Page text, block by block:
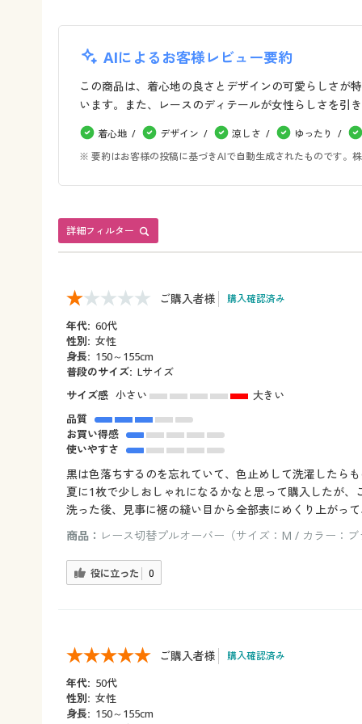
AIによるお客様レビュー要約
この商品は、着心地の良さとデザインの可愛らしさが
います。また、レースのディテールが女性らしさを引
着心地 デザイン 涼しさ ゆったり
※ 要約はお客様の投稿に基づきAIで自動生成されたものです。
詳細フィルター
ご購入者様 購入確認済み
年代: 60代
性別: 女性
身長: 150～155cm
普段のサイズ: Lサイズ
サイズ感 小さい
大きい
品質
お買い得感
使いやすさ
黒は色落ちするのを忘れていて、色止めして洗濯したらも
夏に1枚で少しおしゃれになるかなと思って購入したが
洗った後、見事に裾の縫い目から全部表にめくり上がって
商品： レース切替プルオーバー（サイズ：M / カラー：ブ
役に立った 0
ご購入者様 購入確認済み
年代: 50代
性別: 女性
身長: 150～155cm